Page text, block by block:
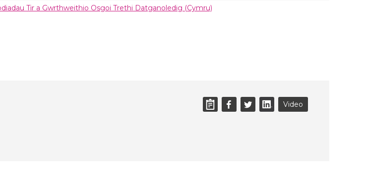
Tir a Gwrthweithio Osgoi Trethi Datganoledig (Cymru)
Video